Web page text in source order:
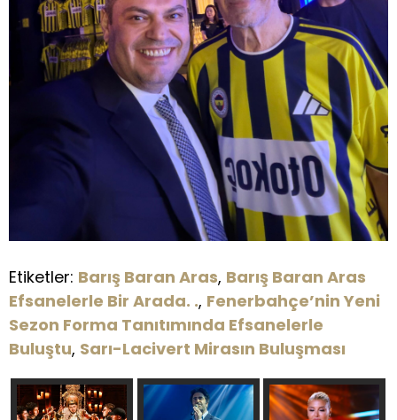
Etiketler: Barış Baran Aras, Barış Baran Aras
Efsanelerle Bir Arada. ., Fenerbahçe’nin Yeni
Sezon Forma Tanıtımında Efsanelerle
Buluştu, Sarı-Lacivert Mirasın Buluşması